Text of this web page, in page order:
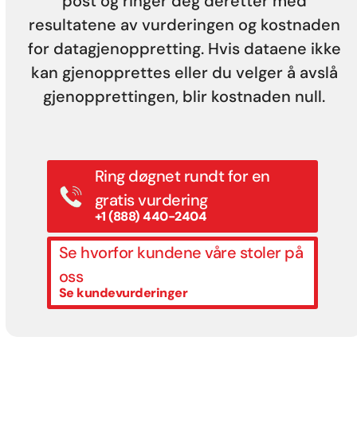
resultatene av vurderingen og kostnaden
for datagjenoppretting. Hvis dataene ikke
kan gjenopprettes eller du velger å avslå
gjenopprettingen, blir kostnaden null.
Ring døgnet rundt for en
gratis vurdering
+1 (888) 440-2404
Se hvorfor kundene våre stoler på
oss
Se kundevurderinger